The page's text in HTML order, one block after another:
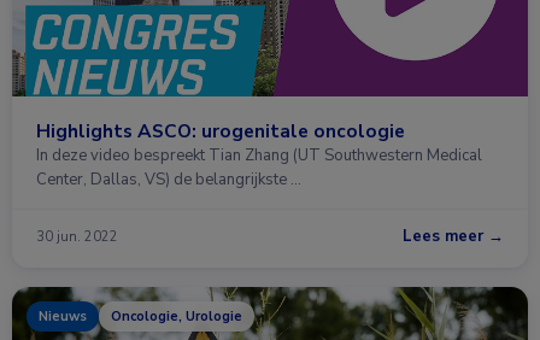
Highlights ASCO: urogenitale oncologie
In deze video bespreekt Tian Zhang (UT Southwestern Medical
Center, Dallas, VS) de belangrijkste …
30 jun. 2022 Lees meer →
Nieuws Oncologie, Urologie